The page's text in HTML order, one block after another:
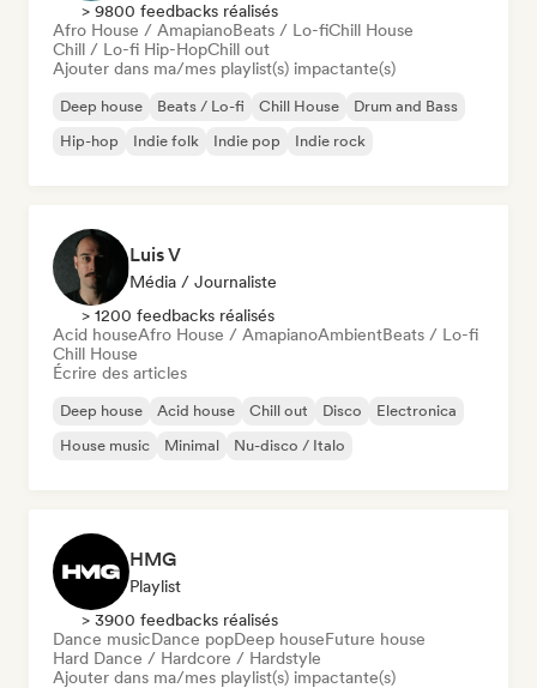
> 9800 feedbacks réalisés
Afro House / AmapianoBeats / Lo-fiChill House
Chill / Lo-fi Hip-HopChill out
Ajouter dans ma/mes playlist(s) impactante(s)
Deep house Beats / Lo-fi Chill House
Drum and Bass
Hip-hop
Indie folk Indie pop Indie rock
Luis V
Média / Journaliste
> 1200 feedbacks réalisés
Acid houseAfro House / AmapianoAmbientBeats / Lo-fi
Chill House
Écrire des articles
Deep house Acid house Chill out Disco
Electronica
House music
Minimal Nu-disco / Italo
HMG
Playlist
> 3900 feedbacks réalisés
Dance musicDance popDeep houseFuture house
Hard Dance / Hardcore / Hardstyle
Ajouter dans ma/mes playlist(s) impactante(s)